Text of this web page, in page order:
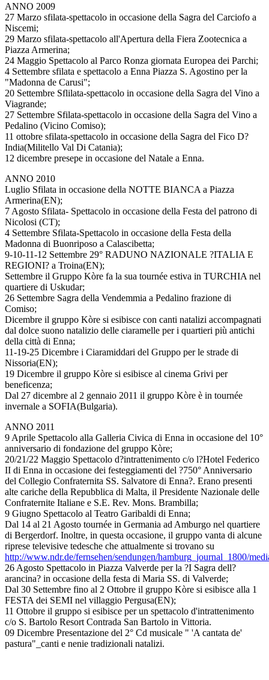
ANNO 2009
27 Marzo sfilata-spettacolo in occasione della Sagra del Carciofo a
Niscemi;
29 Marzo sfilata-spettacolo all'Apertura della Fiera Zootecnica a
Piazza Armerina;
24 Maggio Spettacolo al Parco Ronza giornata Europea dei Parchi;
4 Settembre sfilata e spettacolo a Enna Piazza S. Agostino per la
"Madonna de Carusi";
20 Settembre Sflilata-spettacolo in occasione della Sagra del Vino a
Viagrande;
27 Settembre Sfilata-spettacolo in occasione della Sagra del Vino a
Pedalino (Vicino Comiso);
11 ottobre sfilata-spettacolo in occasione della Sagra del Fico D?
India(Militello Val Di Catania);
12 dicembre presepe in occasione del Natale a Enna.
ANNO 2010
Luglio Sfilata in occasione della NOTTE BIANCA a Piazza
Armerina(EN);
7 Agosto Sfilata- Spettacolo in occasione della Festa del patrono di
Nicolosi (CT);
4 Settembre Sfilata-Spettacolo in occasione della Festa della
Madonna di Buonriposo a Calascibetta;
9-10-11-12 Settembre 29° RADUNO NAZIONALE ?ITALIA E
REGIONI? a Troina(EN);
Settembre il Gruppo Kòre fa la sua tournée estiva in TURCHIA nel
quartiere di Uskudar;
26 Settembre Sagra della Vendemmia a Pedalino frazione di
Comiso;
Dicembre il gruppo Kòre si esibisce con canti natalizi accompagnati
dal dolce suono natalizio delle ciaramelle per i quartieri più antichi
della città di Enna;
11-19-25 Dicembre i Ciaramiddari del Gruppo per le strade di
Nissoria(EN);
19 Dicembre il gruppo Kòre si esibisce al cinema Grivi per
beneficenza;
Dal 27 dicembre al 2 gennaio 2011 il gruppo Kòre è in tournée
invernale a SOFIA(Bulgaria).
ANNO 2011
9 Aprile Spettacolo alla Galleria Civica di Enna in occasione del 10°
anniversario di fondazione del gruppo Kòre;
20/21/22 Maggio Spettacolo d?intrattenimento c/o l?Hotel Federico
II di Enna in occasione dei festeggiamenti del ?750° Anniversario
del Collegio Confraternita SS. Salvatore di Enna?. Erano presenti
alte cariche della Repubblica di Malta, il Presidente Nazionale delle
Confraternite Italiane e S.E. Rev. Mons. Brambilla;
9 Giugno Spettacolo al Teatro Garibaldi di Enna;
Dal 14 al 21 Agosto tournée in Germania ad Amburgo nel quartiere
di Bergerdorf. Inoltre, in questa occasione, il gruppo vanta di alcune
riprese televisive tedesche che attualmente si trovano su
http://www.ndr.de/fernsehen/sendungen/hamburg_journal_1800/
26 Agosto Spettacolo in Piazza Valverde per la ?I Sagra dell?
arancina? in occasione della festa di Maria SS. di Valverde;
Dal 30 Settembre fino al 2 Ottobre il gruppo Kòre si esibisce alla 1
FESTA dei SEMI nel villaggio Pergusa(EN);
11 Ottobre il gruppo si esibisce per un spettacolo d'intrattenimento
c/o S. Bartolo Resort Contrada San Bartolo in Vittoria.
09 Dicembre Presentazione del 2° Cd musicale " 'A cantata de'
pastura"_canti e nenie tradizionali natalizi.